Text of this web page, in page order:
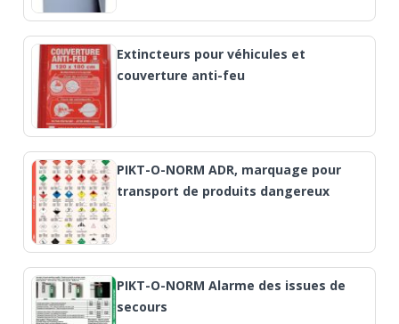
Extincteurs pour véhicules et
couverture anti-feu
PIKT-O-NORM ADR, marquage pour
transport de produits dangereux
PIKT-O-NORM Alarme des issues de
secours